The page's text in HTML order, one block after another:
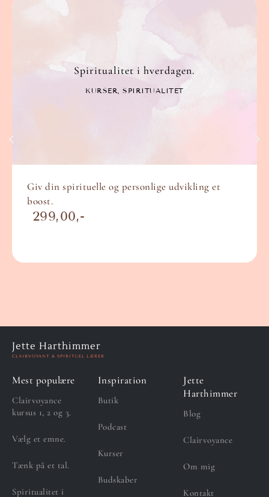
Spiritualitet i hverdagen.
KURSER ,SPIRITUALITET
Giv din spirituelle og personlige udvikling et
boost.
299,00
Jette Harthimmer
CLAIRVOYANT & SPIRITUEL LÆRER
Mest populære
Clairvoyance
kursus 1, 2 og 3.
Vælg et emne.
Tænk på et tal.
Spiritualitet i
Inspiration
Butik
Podcast
Kurser
Budskaber
Jette
Harthimmer
Blog
Clairvoyance
Om mig
Kontakt